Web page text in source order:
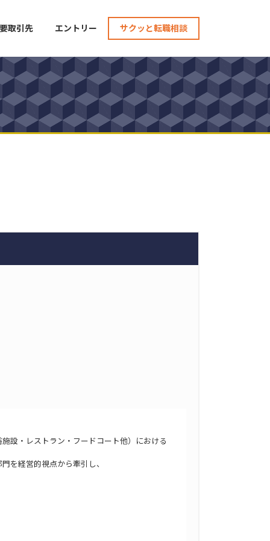
取引先 エントリー サクッと転職相談
設・レストラン・フードコート他）における
を経営的視点から牽引し、